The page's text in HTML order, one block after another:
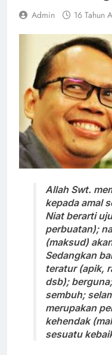
Admin 16 Tahun
Allah Swt.
kepada amal
Niat berarti
perbuatan);
(maksud)
Sedangkan
teratur (apik,
dsb);
sembuh;
merupakan
kehendak
sesuatu